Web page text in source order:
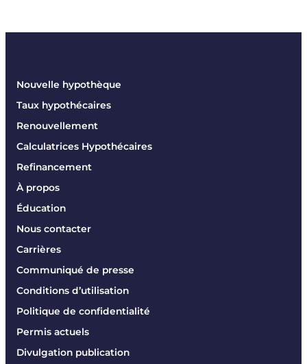
Nouvelle hypothèque
Taux hypothécaires
Renouvellement
Calculatrices Hypothécaires
Refinancement
À propos
Éducation
Nous contacter
Carrières
Communiqué de presse
Conditions d’utilisation
Politique de confidentialité
Permis actuels
Divulgation publication